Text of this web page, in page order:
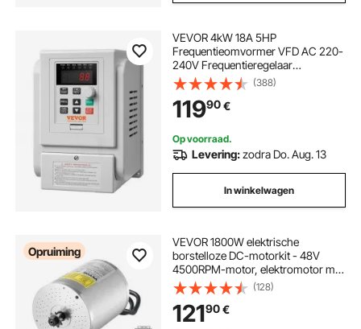
VEVOR 4kW 18A 5HP
Frequentieomvormer VFD AC 220-
240V Frequentieregelaar
Snelheidsregelaar
Frequentieomvormer Omvormer
Motor VFD Omvormer Variabele
frequentiedriver inclusief 20cm
stuurkabel
(388)
11990€
Op voorraad.
Levering:zodra Do. Aug. 13
In winkelwagen
Opruiming
VEVOR 1800W elektrische
borstelloze DC-motorkit - 48V
4500RPM-motor, elektromotor met
verbeterde snelheidsregelaar,
ideaal voor go-karts, e-bikes,
motorfietsen en scooters
(128)
12190€